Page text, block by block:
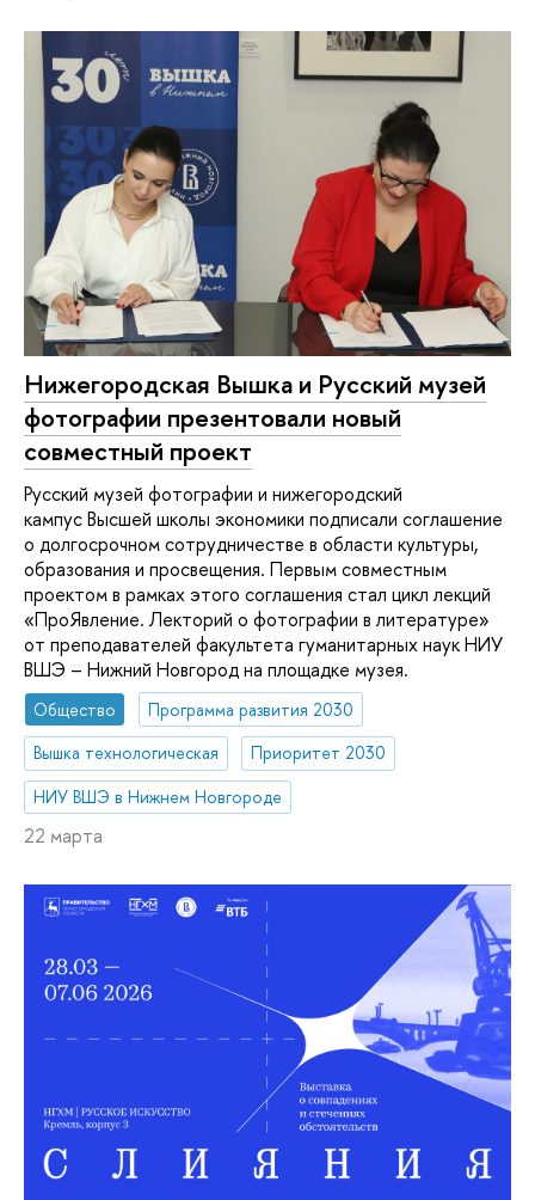
Нижегородская Вышка и Русский музей
фотографии презентовали новый
совместный проект
Русский музей фотографии и нижегородский
кампус Высшей школы экономики подписали соглашение
о долгосрочном сотрудничестве в области культуры,
образования и просвещения. Первым совместным
проектом в рамках этого соглашения стал цикл лекций
«ПроЯвление. Лекторий о фотографии в литературе»
от преподавателей факультета гуманитарных наук НИУ
ВШЭ – Нижний Новгород на площадке музея.
Общество
Программа развития 2030
Вышка технологическая
Приоритет 2030
НИУ ВШЭ в Нижнем Новгороде
22 марта